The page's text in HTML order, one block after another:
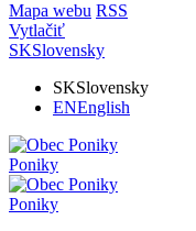
Mapa webu RSS
Vytlačiť
SKSlovensky
SKSlovensky
ENEnglish
Poniky
Poniky